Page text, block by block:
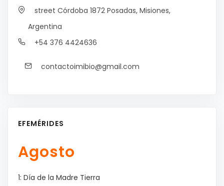
street Córdoba 1872 Posadas, Misiones,
Argentina
+54 376 4424636
contactoimibio@gmail.com
EFEMÉRIDES
Agosto
1: Día de la Madre Tierra